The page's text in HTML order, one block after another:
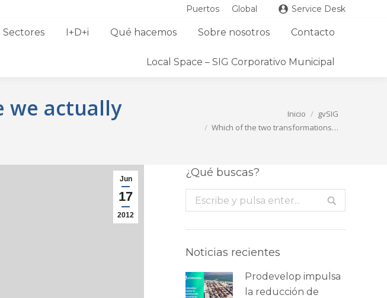
Puertos Global Service Desk
Sectores I+D+i Qué hacemos Sobre nosotros Contacto
Local Space – SIG Corporativo Municipal
we actually
Inicio
gvSIG
Which of the two transformations…
Jun
17
2012
¿Qué buscas?
Buscar:
Noticias recientes
Prodevelop impulsa
la reducción de